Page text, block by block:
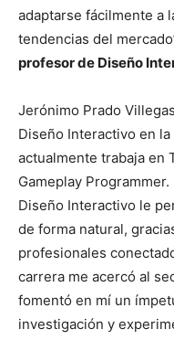
adaptarse fácilmente a
tendencias del
profesor de Diseño
Jerónimo Prado
Diseño Interactivo en
actualmente trabaja en
Gameplay
Diseño Interactivo le
de forma natural,
profesionales
carrera me acercó al
fomentó en mí un
investigación y